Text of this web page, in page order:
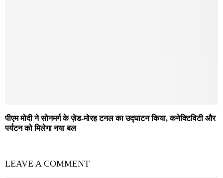
पीएम मोदी ने सोनमर्ग के ज़ेड-मोरह टनल का उद्घाटन किया, कनेक्टिविटी और
पर्यटन को मिलेगा नया बल
LEAVE A COMMENT